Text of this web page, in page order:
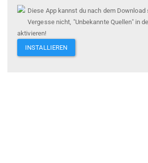
Diese App kannst du nach dem
Vergesse nicht, "Unbekannte Quellen" in
aktivieren!
INSTALLIEREN